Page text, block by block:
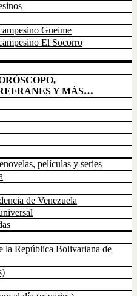
Gueime
El Socorro
Y MÁS…
películas y series
de Venezuela
la República Bolivariana de